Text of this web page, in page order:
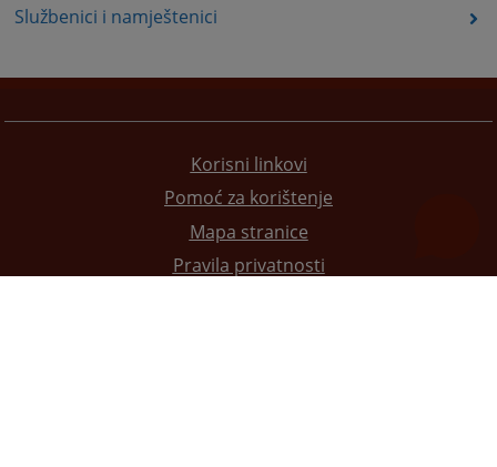
Službenici i namještenici
Korisni linkovi
Pomoć za korištenje
Mapa stranice
Pravila privatnosti